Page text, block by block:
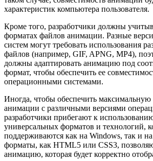
характеристик компьютера пользователя.
Кроме того, разработчики должны
форматах файлов анимации. Разные
систем могут требовать использования
файлов (например, GIF, APNG, MP4),
должны адаптировать анимацию под
формат, чтобы обеспечить ее
операционными системами.
Иногда, чтобы обеспечить максимальную
анимации с различными версиями
разработчики прибегают к
универсальных форматов и технологий,
поддерживаются как на Windows, так и
форматы, как HTML5 или CSS3,
анимацию, которая будет корректно